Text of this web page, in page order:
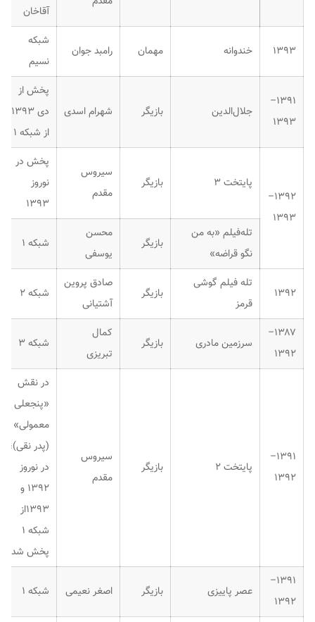
آقاخان
۱۳۹۳ خندوانه مهمان رامبد جوان
شبکه
نسیم
۱۳۹۱–
۱۳۹۳
جلال‌الدین بازیگر شهرام اسدی
پخش از
دی ۱۳۹۳
از شبکه ۱
۱۳۹۲–
۱۳۹۳
پایتخت ۳ بازیگر
سیروس
مقدم
پخش در
نوروز
۱۳۹۳
تله‌فیلم «به من
نگو قراضه»
بازیگر
محسن
یوسفی
شبکه ۱
۱۳۹۲
تله فیلم گوشی
قرمز
بازیگر
صادق پروین
آشتیانی
شبکه ۲
۱۳۸۷–
۱۳۹۲
سرزمین مادری بازیگر
کمال
تبریزی
شبکه ۳
۱۳۹۱–
۱۳۹۲
پایتخت ۲ بازیگر
سیروس
مقدم
در نقش
«پنجعلی
معمولی»
(پدر نقی)؛
در نوروز
۱۳۹۲ و
۱۳۹۳از
شبکه ۱
پخش شد.
۱۳۹۱–
۱۳۹۲
عصر پاییزی بازیگر اصغر نعیمی شبکه ۱